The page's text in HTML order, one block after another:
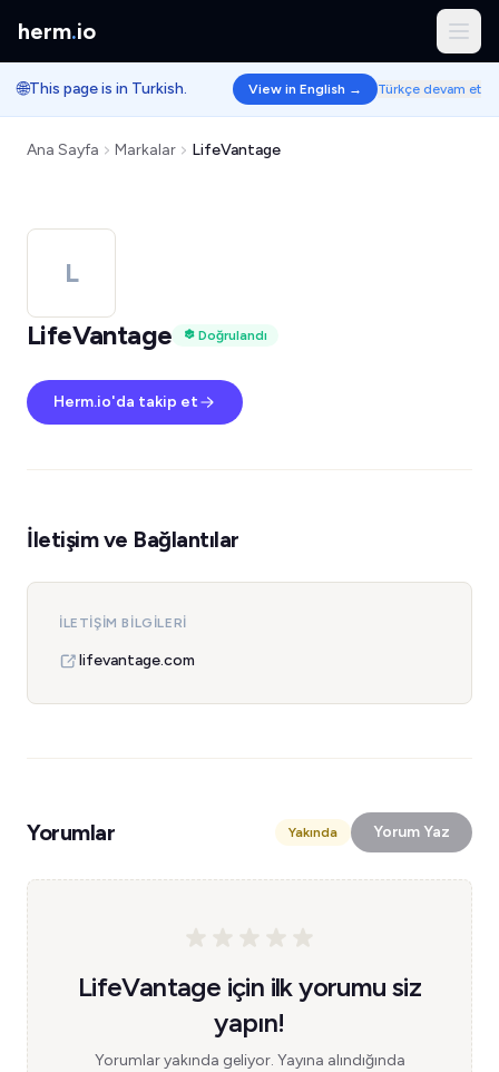
herm.io
🌐This page is in Turkish. View in English → Türkçe devam et
Ana Sayfa Markalar LifeVantage
L
LifeVantage
Doğrulandı
Herm.io'da takip et
İletişim ve Bağlantılar
İLETIŞIM BILGILERI
lifevantage.com
Yorumlar Yakında Yorum Yaz
LifeVantage için ilk yorumu siz
yapın!
Yorumlar yakında geliyor. Yayına alındığında